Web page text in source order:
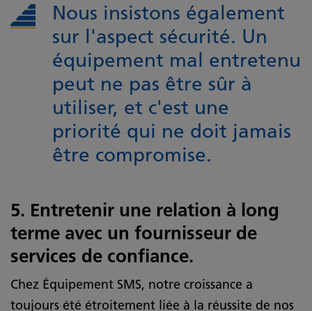
Nous insistons également
sur l'aspect sécurité. Un
équipement mal entretenu
peut ne pas être sûr à
utiliser, et c'est une
priorité qui ne doit jamais
être compromise.
5. Entretenir une relation à long
terme avec un fournisseur de
services de confiance.
Chez Équipement SMS, notre croissance a
toujours été étroitement liée à la réussite de nos